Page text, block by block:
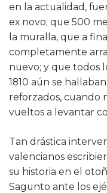
en la actualidad,
ex novo; que 500
la muralla, que a
completamente
nuevo; y que todos
1810 aún se
reforzados, cuando
vueltos a levantar
Tan drástica
valencianos
su historia en el
Sagunto ante los